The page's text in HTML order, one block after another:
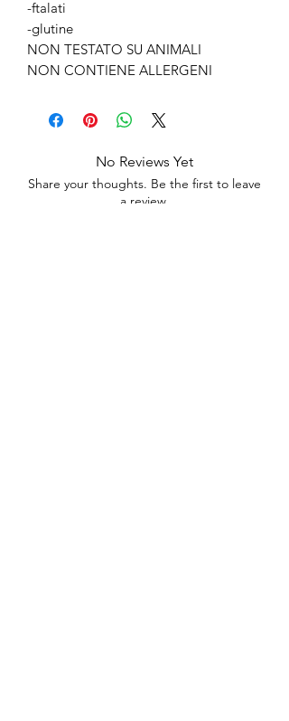
-ftalati
-glutine
NON TESTATO SU ANIMALI
NON CONTIENE ALLERGENI
No Reviews Yet
Share your thoughts. Be the first to leave
a review.